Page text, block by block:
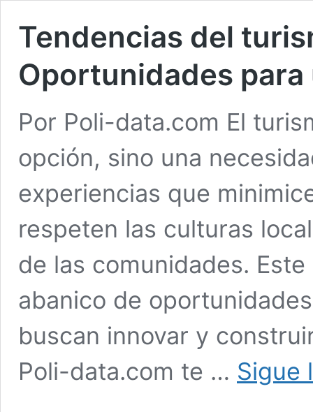
Tendencias del
Oportunidades
Por Poli-data.com El
opción, sino una
experiencias que
respeten las culturas
de las comunidades.
abanico de
buscan innovar y
Poli-data.com te … Sigue